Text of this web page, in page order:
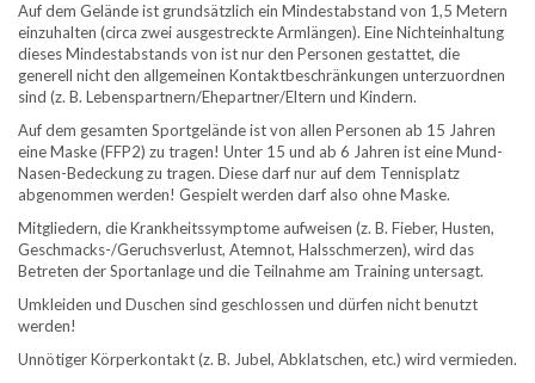
Auf dem Gelände ist grundsätzlich ein Mindestabstand von 1,5 Metern
einzuhalten (circa zwei ausgestreckte Armlängen). Eine Nichteinhaltung
dieses Mindestabstands von ist nur den Personen gestattet, die
generell nicht den allgemeinen Kontaktbeschränkungen unterzuordnen
sind (z. B. Lebenspartnern/Ehepartner/Eltern und Kindern.
Auf dem gesamten Sportgelände ist von allen Personen ab 15 Jahren
eine Maske (FFP2) zu tragen! Unter 15 und ab 6 Jahren ist eine Mund-
Nasen-Bedeckung zu tragen. Diese darf nur auf dem Tennisplatz
abgenommen werden! Gespielt werden darf also ohne Maske.
Mitgliedern, die Krankheitssymptome aufweisen (z. B. Fieber, Husten,
Geschmacks-/Geruchsverlust, Atemnot, Halsschmerzen), wird das
Betreten der Sportanlage und die Teilnahme am Training untersagt.
Umkleiden und Duschen sind geschlossen und dürfen nicht benutzt
werden!
Unnötiger Körperkontakt (z. B. Jubel, Abklatschen, etc.) wird vermieden.